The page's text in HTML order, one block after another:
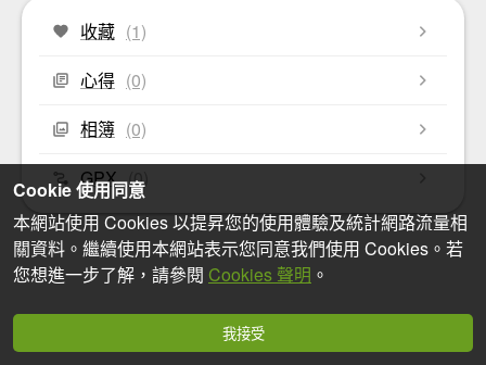
收藏 (1)
心得 (0)
相簿 (0)
GPX (0)
Cookie 使用同意
本網站使用 Cookies 以提昇您的使用體驗及統計網路流量相
關資料。繼續使用本網站表示您同意我們使用 Cookies。若
您想進一步了解，請參閱 Cookies 聲明 。
我接受